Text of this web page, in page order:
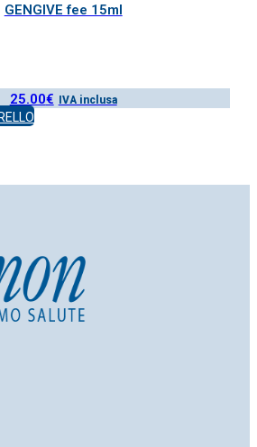
GENGIVE fee 15ml
25.00€ IVA inclusa